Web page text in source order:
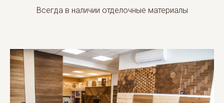
Всегда в наличии отделочные материалы